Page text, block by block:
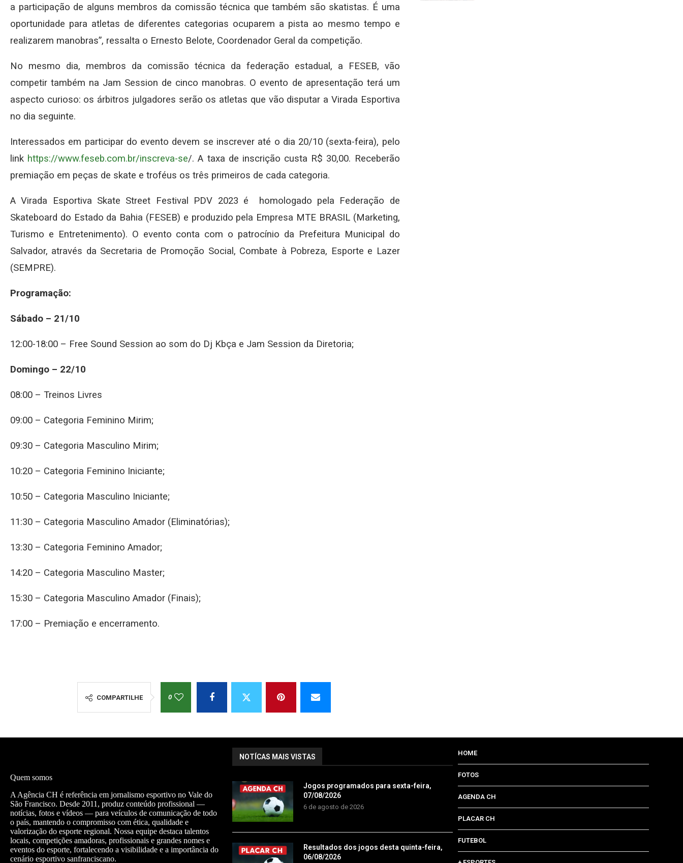
a participação de alguns membros da comissão técnica que também são skatistas. É uma
oportunidade para atletas de diferentes categorias ocuparem a pista ao mesmo tempo e
realizarem manobras”, ressalta o Ernesto Belote, Coordenador Geral da competição.
No mesmo dia, membros da comissão técnica da federação estadual, a FESEB, vão
competir também na Jam Session de cinco manobras. O evento de apresentação terá um
aspecto curioso: os árbitros julgadores serão os atletas que vão disputar a Virada Esportiva
no dia seguinte.
Interessados em participar do evento devem se inscrever até o dia 20/10 (sexta-feira), pelo
link https://www.feseb.com.br/inscreva-se/. A taxa de inscrição custa R$ 30,00. Receberão
premiação em peças de skate e troféus os três primeiros de cada categoria.
A Virada Esportiva Skate Street Festival PDV 2023 é homologado pela Federação de
Skateboard do Estado da Bahia (FESEB) e produzido pela Empresa MTE BRASIL (Marketing,
Turismo e Entretenimento). O evento conta com o patrocínio da Prefeitura Municipal do
Salvador, através da Secretaria de Promoção Social, Combate à Pobreza, Esporte e Lazer
(SEMPRE).
Programação:
Sábado – 21/10
12:00-18:00 – Free Sound Session ao som do Dj Kbça e Jam Session da Diretoria;
Domingo – 22/10
08:00 – Treinos Livres
09:00 – Categoria Feminino Mirim;
09:30 – Categoria Masculino Mirim;
10:20 – Categoria Feminino Iniciante;
10:50 – Categoria Masculino Iniciante;
11:30 – Categoria Masculino Amador (Eliminatórias);
13:30 – Categoria Feminino Amador;
14:20 – Categoria Masculino Master;
15:30 – Categoria Masculino Amador (Finais);
17:00 – Premiação e encerramento.
COMPARTILHE 0
Quem somos
A Agência CH é referência em jornalismo esportivo no Vale do
São Francisco. Desde 2011, produz conteúdo profissional —
notícias, fotos e vídeos — para veículos de comunicação de todo
o país, mantendo o compromisso com ética, qualidade e
valorização do esporte regional. Nossa equipe destaca talentos
locais, competições amadoras, profissionais e grandes nomes e
eventos do esporte, fortalecendo a visibilidade e a importância do
cenário esportivo sanfranciscano.
NOTÍCAS MAIS VISTAS
Jogos programados para sexta-feira,
07/08/2026
6 de agosto de 2026
Resultados dos jogos desta quinta-feira,
06/08/2026
HOME
FOTOS
AGENDA CH
PLACAR CH
FUTEBOL